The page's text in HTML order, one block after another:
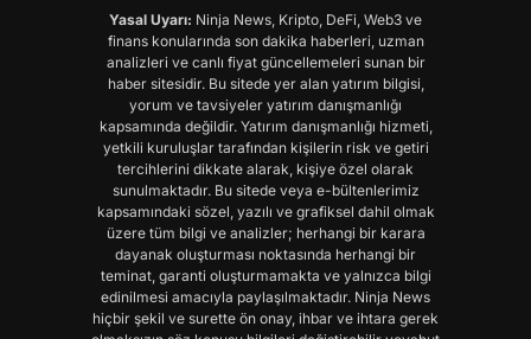
Yasal Uyarı: Ninja News, Kripto, DeFi, Web3 ve
finans konularında son dakika haberleri, uzman
analizleri ve canlı fiyat güncellemeleri sunan bir
haber sitesidir. Bu sitede yer alan yatırım bilgisi,
yorum ve tavsiyeler yatırım danışmanlığı
kapsamında değildir. Yatırım danışmanlığı hizmeti,
yetkili kuruluşlar tarafından kişilerin risk ve getiri
tercihlerini dikkate alarak, kişiye özel olarak
sunulmaktadır. Bu sitede veya e-bültenlerimiz
kapsamındaki sözel, yazılı ve grafiksel dahil olmak
üzere tüm bilgi ve analizler; herhangi bir karara
dayanak oluşturması noktasında herhangi bir
teminat, garanti oluşturmamakta ve yalnızca bilgi
edinilmesi amacıyla paylaşılmaktadır. Ninja News
hiçbir şekil ve surette ön onay, ihbar ve ihtara gerek